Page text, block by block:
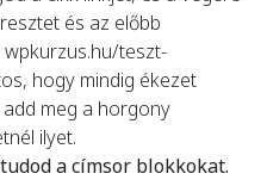
és az előbb
teszt-
hogy mindig ékezet
meg a horgony
ilyet.
a címsor blokkokat.